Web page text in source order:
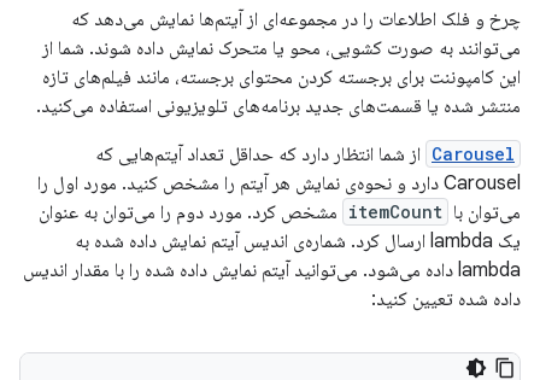
چرخ و فلک اطلاعات را در مجموعه‌ای از آیتم‌ها نمایش می‌دهد که
می‌توانند به صورت کشویی، محو یا متحرک نمایش داده شوند. شما از
این کامپوننت برای برجسته کردن محتوای برجسته، مانند فیلم‌های تازه
منتشر شده یا قسمت‌های جدید برنامه‌های تلویزیونی استفاده می‌کنید.
Carousel از شما انتظار دارد که حداقل تعداد آیتم‌هایی که
Carousel دارد و نحوه‌ی نمایش هر آیتم را مشخص کنید. مورد اول را
می‌توان با itemCount مشخص کرد. مورد دوم را می‌توان به عنوان
یک lambda ارسال کرد. شماره‌ی اندیس آیتم نمایش داده شده به
lambda داده می‌شود. می‌توانید آیتم نمایش داده شده را با مقدار اندیس
داده شده تعیین کنید: